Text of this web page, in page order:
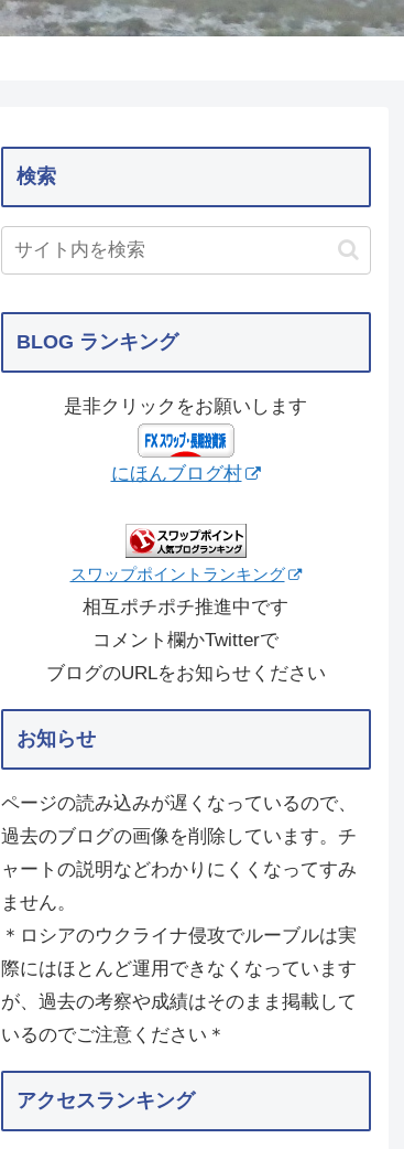
検索
BLOG ランキング
是非クリックをお願いします
にほんブログ村
スワップポイントランキング
相互ポチポチ推進中です
コメント欄かTwitterで
ブログのURLをお知らせください
お知らせ
ページの読み込みが遅くなっているので、
過去のブログの画像を削除しています。チ
ャートの説明などわかりにくくなってすみ
ません。
＊ロシアのウクライナ侵攻でルーブルは実
際にはほとんど運用できなくなっています
が、過去の考察や成績はそのまま掲載して
いるのでご注意ください＊
アクセスランキング